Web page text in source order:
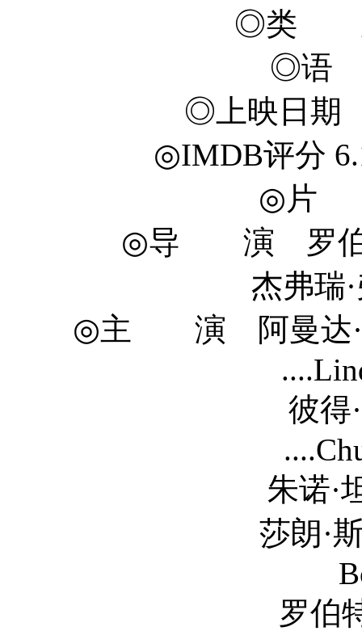
◎类
◎语
◎上映日期
◎IMDB评分
◎片
◎导 演 罗伯·
杰弗瑞·弗里
◎主 演 阿曼达·塞
彼得·萨斯加
朱诺·坦普尔
莎朗·斯通
罗伯特·帕特